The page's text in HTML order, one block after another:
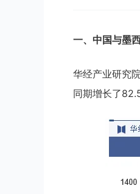
一、中国与墨
华经产业研究
同期增长了